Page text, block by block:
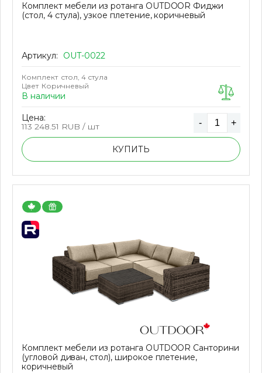
Комплект мебели из ротанга OUTDOOR Фиджи
(стол, 4 стула), узкое плетение, коричневый
Артикул: OUT-0022
Комплект стол, 4 стула
Цвет Коричневый
В наличии
Цена:
113 248.51 RUB / шт - +
КУПИТЬ
Комплект мебели из ротанга OUTDOOR Санторини
(угловой диван, стол), широкое плетение,
коричневый